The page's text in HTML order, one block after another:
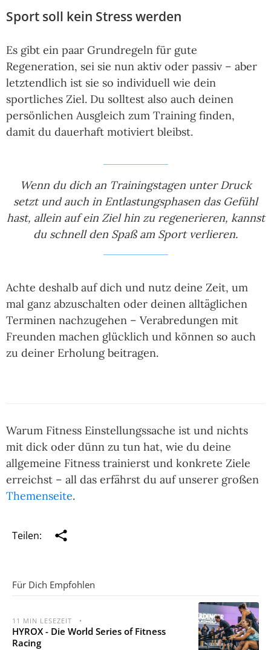
Sport soll kein Stress werden
Es gibt ein paar Grundregeln für gute
Regeneration, sei sie nun aktiv oder passiv – aber
letztendlich ist sie so individuell wie dein
sportliches Ziel. Du solltest also auch deinen
persönlichen Ausgleich zum Training finden,
damit du dauerhaft motiviert bleibst.
Wenn du dich an Trainingstagen unter Druck
setzt und auch in Entlastungsphasen das Gefühl
hast, allein auf ein Ziel hin zu regenerieren, kannst
du schnell den Spaß am Sport verlieren.
Achte deshalb auf dich und nutz deine Zeit, um
mal ganz abzuschalten oder deinen alltäglichen
Terminen nachzugehen – Verabredungen mit
Freunden machen glücklich und können so auch
zu deiner Erholung beitragen.
Warum Fitness Einstellungssache ist und nichts
mit dick oder dünn zu tun hat, wie du deine
allgemeine Fitness trainierst und konkrete Ziele
erreichst – all das erfährst du auf unserer großen
Themenseite.
Teilen:
Für Dich Empfohlen
11 MIN LESEZEIT •
HYROX - Die World Series of Fitness
Racing